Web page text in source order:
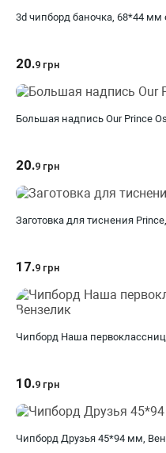
3d чипборд баночка, 68*44 мм
20.9 грн
Большая надпись Our Prince
20.9 грн
Заготовка для тиснения
17.9 грн
10.9 грн
Чипборд